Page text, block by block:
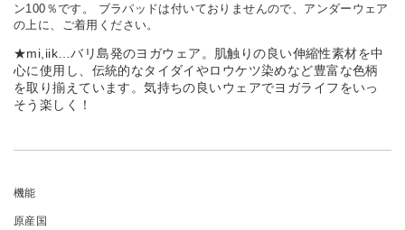
ン100％です。 ブラパッドは付いておりませんので、アンダーウェア
の上に、ご着用ください。
★mi,iik…バリ島発のヨガウェア。肌触りの良い伸縮性素材を中
心に使用し、伝統的なタイダイやロウケツ染めなど豊富な色柄
を取り揃えています。気持ちの良いウェアでヨガライフをいっ
そう楽しく！
機能
原産国